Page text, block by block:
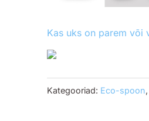
Kas uks on parem või
Kategooriad: Eco-spoon,